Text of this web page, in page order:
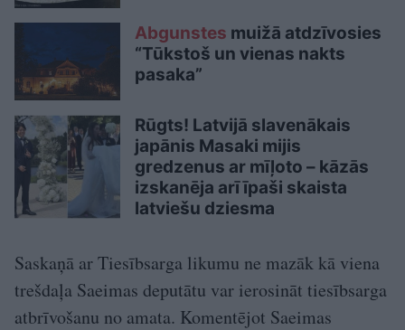
Abgunstes muižā atdzīvosies
“Tūkstoš un vienas nakts
pasaka”
Rūgts! Latvijā slavenākais
japānis Masaki mijis
gredzenus ar mīļoto – kāzās
izskanēja arī īpaši skaista
latviešu dziesma
Saskaņā ar Tiesībsarga likumu ne mazāk kā viena
trešdaļa Saeimas deputātu var ierosināt tiesībsarga
atbrīvošanu no amata. Komentējot Saeimas